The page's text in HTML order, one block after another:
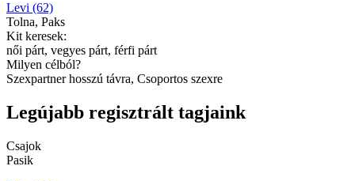
Levi (62)
Tolna, Paks
Kit keresek:
női párt, vegyes párt, férfi párt
Milyen célból?
Szexpartner hosszú távra, Csoportos szexre
Legújabb regisztrált tagjaink
Csajok
Pasik